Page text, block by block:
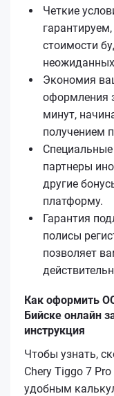
Четкие
стоимости
Экономия
оформления
минут,
получением
партнеры
другие
платформу.
Гарантия
полисы
позволяет
Как оформить
Бийске онлайн
инструкция
Чтобы узнать,
Chery Tiggo 7
удобным